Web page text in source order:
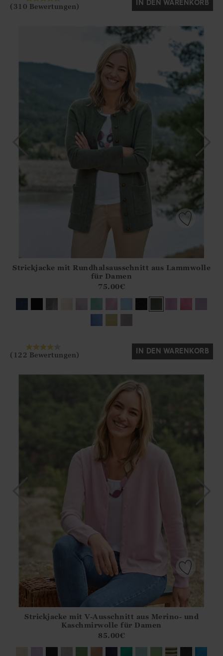
(310 Bewertungen) IN DEN WARENKORB
?? ""
Ja Nein
Strickjacke mit Rundhalsausschnitt aus Lammwolle
für Damen
75.00€
(122 Bewertungen) IN DEN WARENKORB
?? ""
Strickjacke mit V-Ausschnitt aus Merino- und
Kaschmirwolle für Damen
85.00€